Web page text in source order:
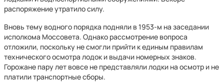
распоряжение утратило силу.
Вновь тему водного порядка подняли в 1953-м на заседании
исполкома Моссовета. Однако рассмотрение вопроса
отложили, поскольку не смогли прийти к единым правилам
технического осмотра лодок и выдачи номерных знаков.
Горожане пару лет вовсе не представляли лодки на осмотр и не
платили транспортные сборы.